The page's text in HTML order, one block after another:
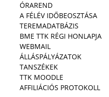
ÓRAREND
A FÉLÉV IDŐBEOSZTÁSA
TEREMADATBÁZIS
BME TTK RÉGI HONLAPJA
WEBMAIL
ÁLLÁSPÁLYÁZATOK
TANSZÉKEK
TTK MOODLE
AFFILIÁCIÓS PROTOKOLL